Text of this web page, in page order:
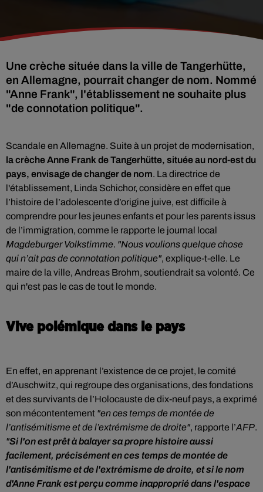
Une crèche située dans la ville de Tangerhütte,
en Allemagne, pourrait changer de nom. Nommé
"Anne Frank", l'établissement ne souhaite plus
"de connotation politique".
Scandale en Allemagne. Suite à un projet de modernisation,
la crèche Anne Frank de Tangerhütte, située au nord-est du
pays, envisage de changer de nom. La directrice de
l'établissement, Linda Schichor, considère en effet que
l’histoire de l’adolescente d’origine juive, est difficile à
comprendre pour les jeunes enfants et pour les parents issus
de l’immigration, comme le rapporte le journal local
Magdeburger Volkstimme. "Nous voulions quelque chose
qui n’ait pas de connotation politique", explique-t-elle. Le
maire de la ville, Andreas Brohm, soutiendrait sa volonté. Ce
qui n'est pas le cas de tout le monde.
Vive polémique dans le pays
En effet, en apprenant l’existence de ce projet, le comité
d’Auschwitz, qui regroupe des organisations, des fondations
et des survivants de l’Holocauste de dix-neuf pays, a exprimé
son mécontentement "en ces temps de montée de
l’antisémitisme et de l’extrémisme de droite", rapporte l’AFP.
"Si l'on est prêt à balayer sa propre histoire aussi
facilement, précisément en ces temps de montée de
l'antisémitisme et de l'extrémisme de droite, et si le nom
d'Anne Frank est perçu comme inapproprié dans l'espace